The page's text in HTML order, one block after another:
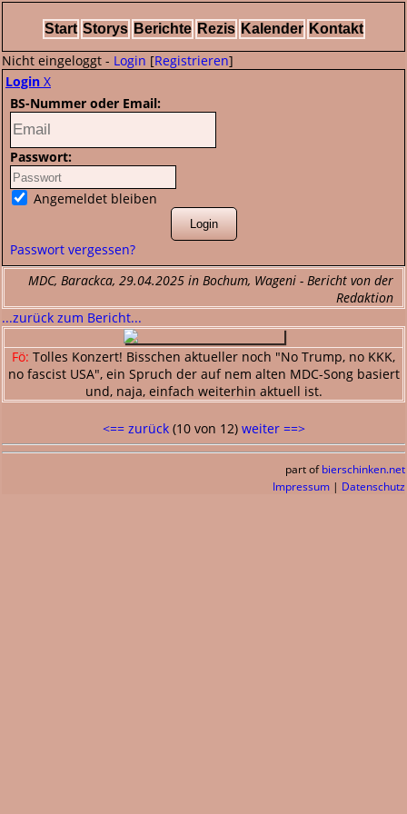
Start Storys Berichte Rezis Kalender Kontakt
Nicht eingeloggt - Login [Registrieren]
Login X
BS-Nummer oder Email:
Passwort:
Angemeldet bleiben
Passwort vergessen?
MDC, Barackca, 29.04.2025 in Bochum, Wageni - Bericht von der
Redaktion
...zurück zum Bericht...
Fö: Tolles Konzert! Bisschen aktueller noch "No Trump, no KKK,
no fascist USA", ein Spruch der auf nem alten MDC-Song basiert
und, naja, einfach weiterhin aktuell ist.
<== zurück(10 von 12) weiter ==>
part of bierschinken.net
Impressum | Datenschutz